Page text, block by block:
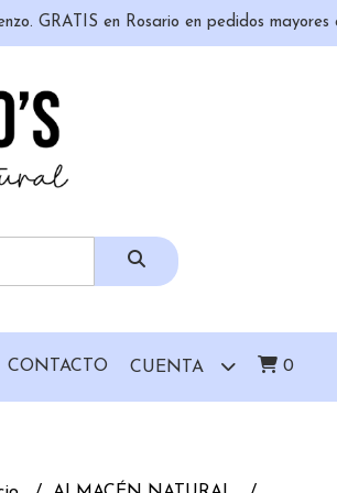
GRATIS en Rosario en pedidos
CONTACTO CUENTA 0